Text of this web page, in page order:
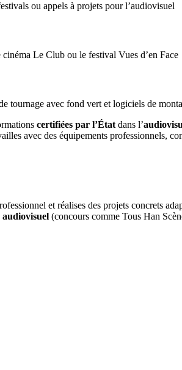
ou appels à projets pour l’audiovisuel
Le Club ou le festival Vues d’en Face
tournage avec fond vert et logiciels de
certifiées par l’État dans l’
avec des équipements professionnels,
et réalises des projets concrets
audiovisuel (concours comme Tous Han